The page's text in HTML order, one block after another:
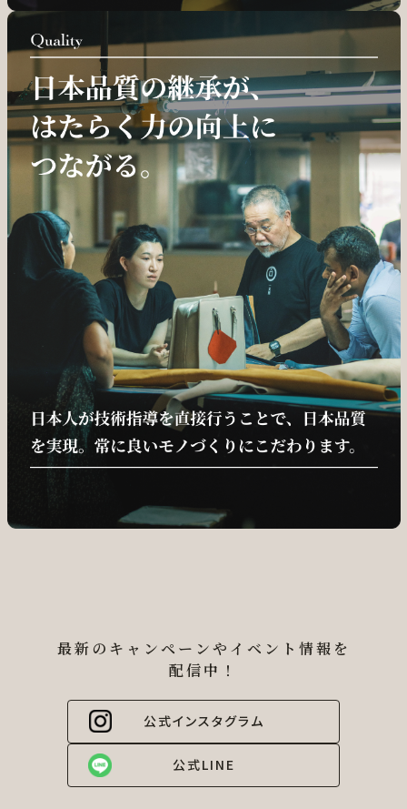
最新のキャンペーンやイベント情報を
配信中！
公式インスタグラム
公式LINE